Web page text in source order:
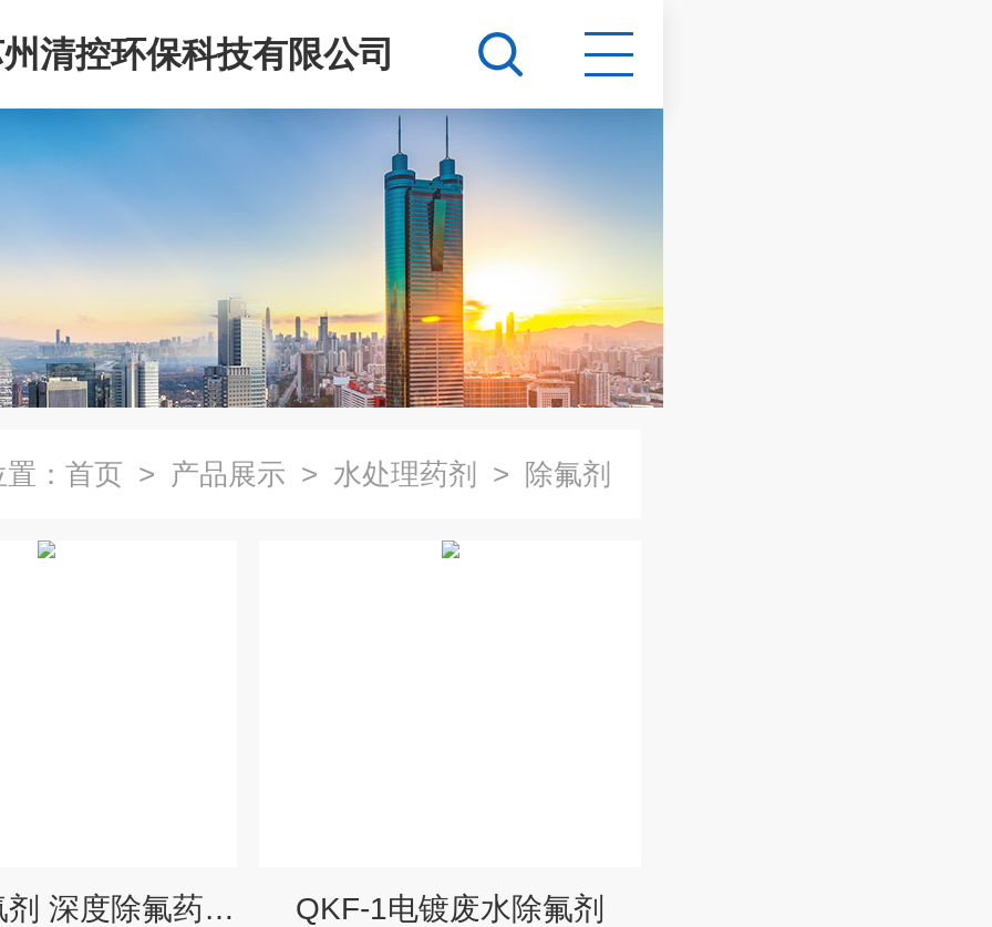
清控环保科技有限公司
： 首页 > 产品展示 > 水处理药剂 > 除氟剂
QKF-1除氟剂 深度除氟药剂 含氟废水处理至0.5mg QKF-1电镀废水除氟剂